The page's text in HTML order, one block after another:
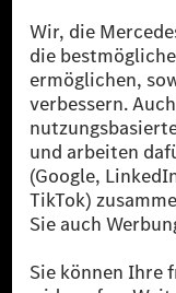
reduzierte CO₂-
zertifizierte
[2] Renewable Charging
Public in Europa, den
Ladestation noch kein
verwendet Renewable
sicher, dass für
Strommenge aus
Sie stammen
als sechs Jahre sind.
* Inkl. EKOenergy
* Die angegebenen
Messverfahren WLTP